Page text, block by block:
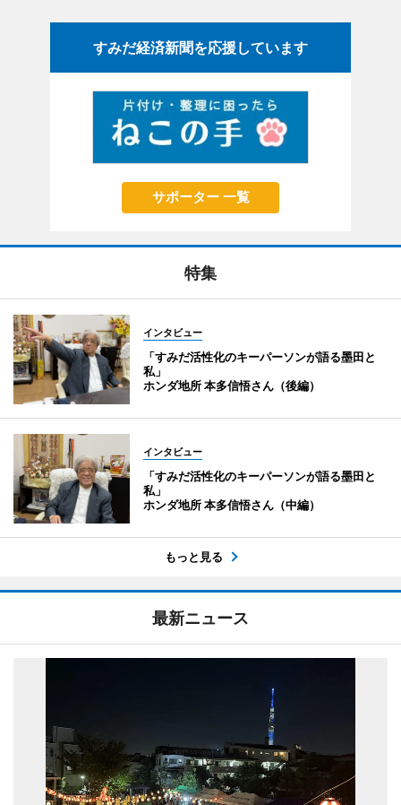
すみだ経済新聞を応援しています
サポーター 一覧
特集
インタビュー
「すみだ活性化のキーパーソンが語る墨田と
私」
ホンダ地所 本多信悟さん（後編）
インタビュー
「すみだ活性化のキーパーソンが語る墨田と
私」
ホンダ地所 本多信悟さん（中編）
もっと見る
最新ニュース